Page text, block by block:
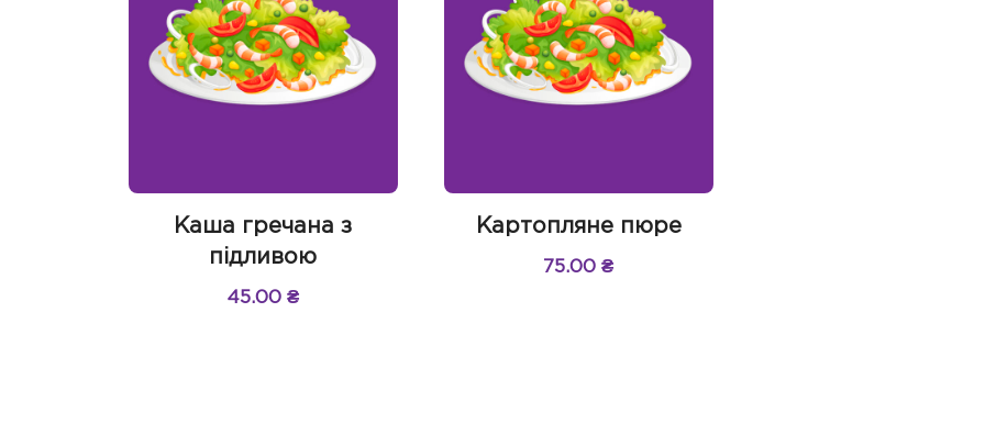
Каша гречана з
підливою
45.00₴
Картопляне пюре
75.00₴